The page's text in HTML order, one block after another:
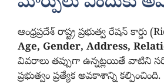
ఆంధ్రప్రదేశ్ రాష్ట్ర ప్రభుత్వ రేషన్ కార్డు
Age, Gender, Address,
వివరాలు తప్పుగా ఉన్నట్లయితే వాటిని
ప్రభుత్వం ప్రత్యేక అవకాశాన్ని కల్పించింది.